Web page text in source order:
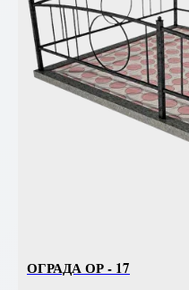
ОГРАДА ОР - 17